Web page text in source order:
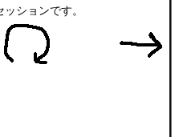
ションです。